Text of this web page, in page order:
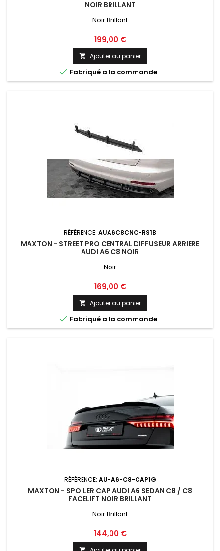
NOIR BRILLANT
Noir Brillant
Prix
199,00 €
 Ajouter au panier
 Fabriqué a la commande
RÉFÉRENCE: AUA6C8CNC-RS1B
MAXTON - STREET PRO CENTRAL DIFFUSEUR ARRIERE
AUDI A6 C8 NOIR
Noir
Prix
169,00 €
 Ajouter au panier
 Fabriqué a la commande
RÉFÉRENCE: AU-A6-C8-CAP1G
MAXTON - SPOILER CAP AUDI A6 SEDAN C8 / C8
FACELIFT NOIR BRILLANT
Noir Brillant
Prix
144,00 €